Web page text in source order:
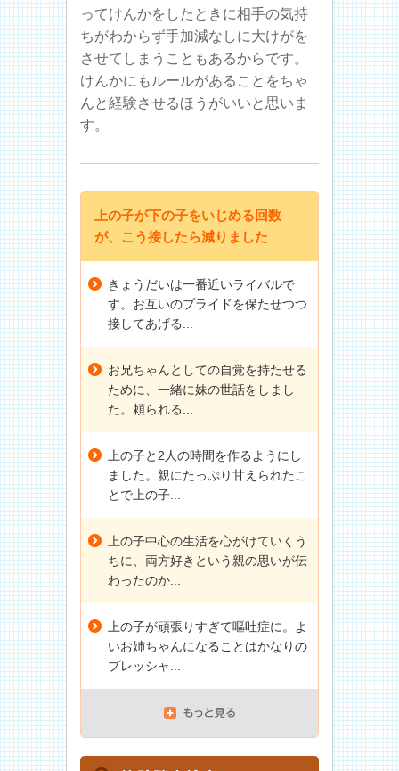
ってけんかをしたときに相手の気持
ちがわからず手加減なしに大けがを
させてしまうこともあるからです。
けんかにもルールがあることをちゃ
んと経験させるほうがいいと思いま
す。
上の子が下の子をいじめる回数
が、こう接したら減りました
きょうだいは一番近いライバルで
す。お互いのプライドを保たせつつ
接してあげる...
お兄ちゃんとしての自覚を持たせる
ために、一緒に妹の世話をしまし
た。頼られる...
上の子と2人の時間を作るようにし
ました。親にたっぷり甘えられたこ
とで上の子...
上の子中心の生活を心がけていくう
ちに、両方好きという親の思いが伝
わったのか...
上の子が頑張りすぎて嘔吐症に。よ
いお姉ちゃんになることはかなりの
プレッシャ...